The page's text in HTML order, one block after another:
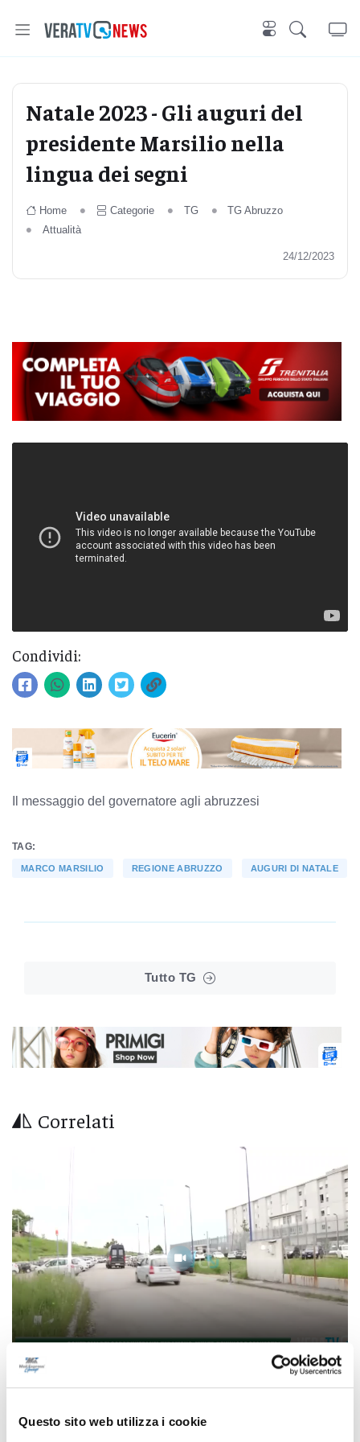
Questo sito web utilizza i cookie
Natale 2023 - Gli auguri del
presidente Marsilio nella
lingua dei segni
Home Categorie TG
TG Abruzzo
Attualità
24/12/2023
Condividi:
Il messaggio del governatore agli abruzzesi
TAG:
MARCO MARSILIO REGIONE ABRUZZO AUGURI DI NATALE
Tutto TG
Correlati
Controlli dei carabinieri nel Teramano:
multe, denunce e sequestri